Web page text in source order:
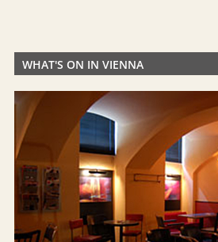
WHAT'S ON IN VIENNA